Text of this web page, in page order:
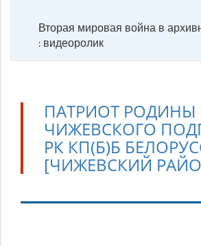
Вторая мировая война в
: видеоролик
ПАТРИОТ РОДИНЫ
ЧИЖЕВСКОГО
РК КП(Б)Б
[ЧИЖЕВСКИЙ